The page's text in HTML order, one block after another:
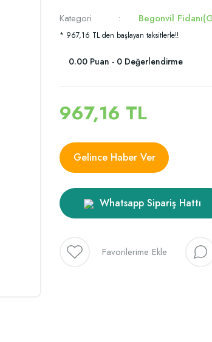
Kategori Begonvil
* 967,16 TL den başlayan taksitlerle!!
0.00 Puan - 0 Değerlendirme
967,16 TL
Gelince Haber Ver
Whatsapp Sipariş Hattı